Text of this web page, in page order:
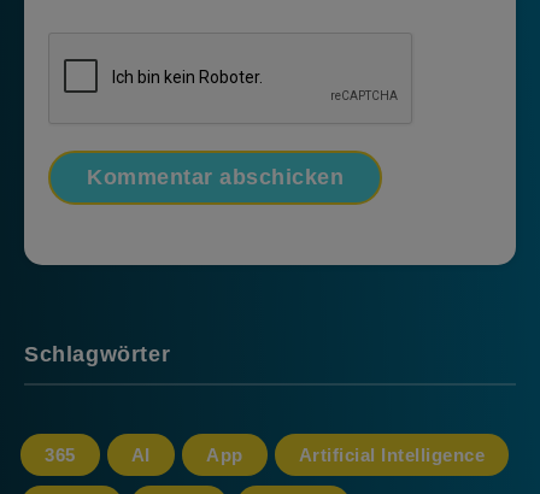
Schlagwörter
365 AI App Artificial Intelligence